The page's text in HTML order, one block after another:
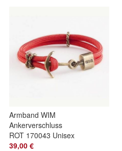
Armband WIM
Ankerverschluss
ROT 170043 Unisex
20CM
39,00 €